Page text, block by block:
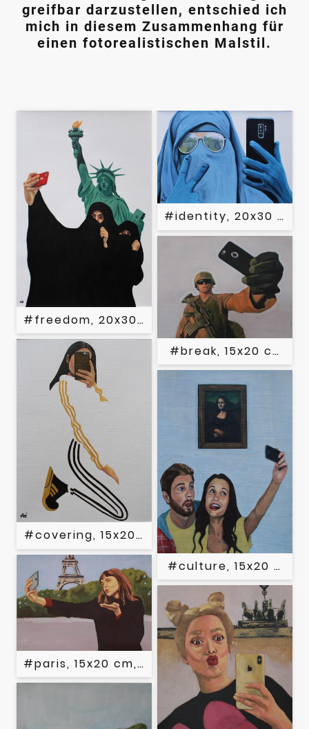
greifbar darzustellen, entschied ich
mich in diesem Zusammenhang für
einen fotorealistischen Malstil.
#freedom, 20x30 cm, Acryl auf Papier,
#covering, 15x20 cm, Acryl auf Papier, 2021
#paris, 15x20 cm, Acryl auf Papier, 2020
#identity, 20x30 cm,
#break, 15x20 cm,
#culture, 15x20 cm,